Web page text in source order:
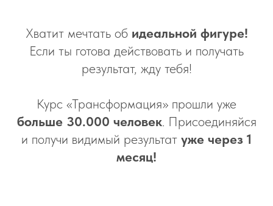
Хватит мечтать об идеальной фигуре!
Если ты готова действовать и получать
результат, жду тебя!
Курс «Трансформация» прошли уже
больше 30.000 человек. Присоединяйся
и получи видимый результат уже через 1
месяц!